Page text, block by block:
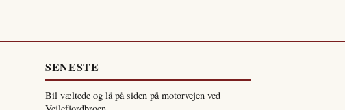
SENESTE
Bil væltede og lå på siden på motorvejen ved